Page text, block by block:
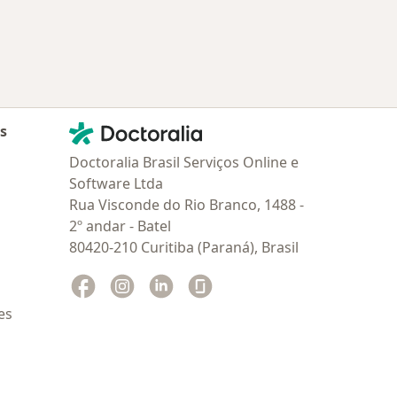
Contato
Doctoralia - Homepage
Doctoralia Brasil Serviços Online e
Software Ltda
Rua Visconde do Rio Branco, 1488 -
2º andar - Batel
80420-210 Curitiba (Paraná), Brasil
Facebook
abre num novo separador
Instagram
abre num novo separador
Linkedin
abre num novo separador